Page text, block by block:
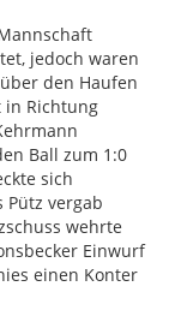
jedoch waren
den Haufen
in Richtung
Ball zum 1:0
sich
Pütz vergab
wehrte
Einwurf
einen Konter